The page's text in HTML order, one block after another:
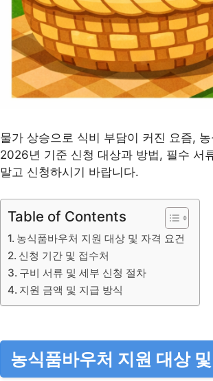
물가 상승으로 식비 부담이 커진 요즘,
2026년 기준 신청 대상과 방법, 필수 서
말고 신청하시기 바랍니다.
Table of Contents
농식품바우처 지원 대상 및 자격 요건
신청 기간 및 접수처
구비 서류 및 세부 신청 절차
지원 금액 및 지급 방식
농식품바우처 지원 대상